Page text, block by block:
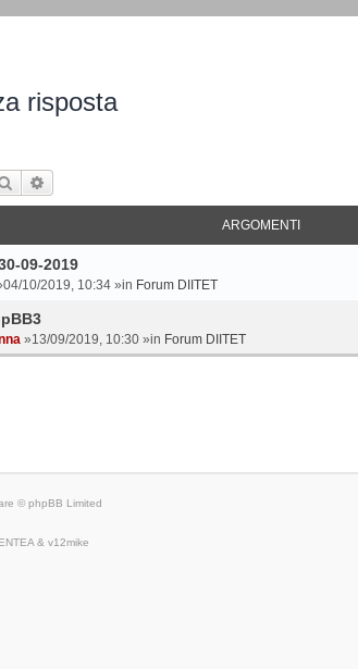
risposta
Cerca
ARGOMENTI
09-2019
10/2019, 10:34 »in Forum DIITET
»13/09/2019, 10:30 »in Forum DIITET
© phpBB Limited
& v12mike